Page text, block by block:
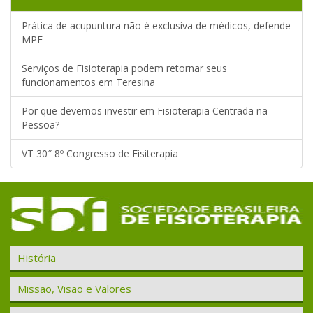
Prática de acupuntura não é exclusiva de médicos, defende
MPF
Serviços de Fisioterapia podem retornar seus
funcionamentos em Teresina
Por que devemos investir em Fisioterapia Centrada na
Pessoa?
VT 30″ 8º Congresso de Fisiterapia
História
Missão, Visão e Valores